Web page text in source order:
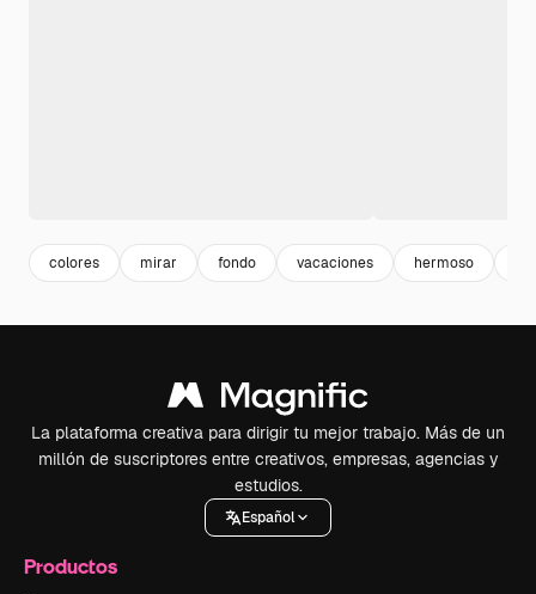
colores mirar fondo vacaciones hermoso
La plataforma creativa para dirigir tu mejor trabajo. Más de un
millón de suscriptores entre creativos, empresas, agencias y
estudios.
Español
Productos